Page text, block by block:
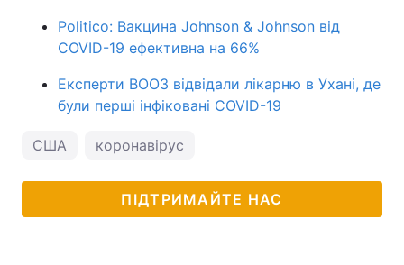
Politico: Вакцина Johnson & Johnson від
COVID-19 ефективна на 66%
Експерти ВООЗ відвідали лікарню в Ухані, де
були перші інфіковані COVID-19
США коронавірус
ПІДТРИМАЙТЕ НАС